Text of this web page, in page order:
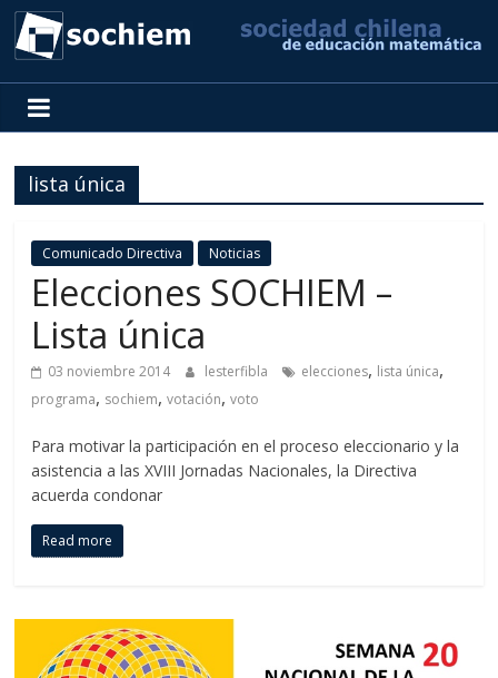
SOCHIEM
Sociedad
Chilena
de
Matemática
lista única
Comunicado Directiva Noticias
Elecciones SOCHIEM –
Lista única
03 noviembre 2014 lesterfibla elecciones, lista única,
programa, sochiem,votación,voto
Para motivar la participación en el proceso eleccionario y la
asistencia a las XVIII Jornadas Nacionales, la Directiva
acuerda condonar
Read more